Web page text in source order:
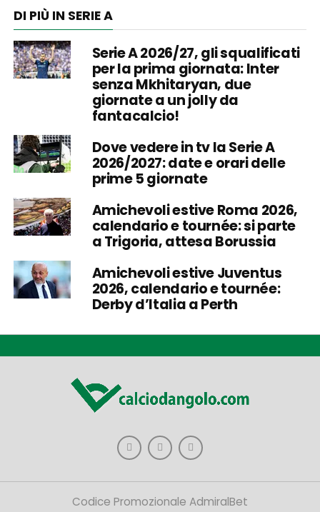
DI PIÙ IN SERIE A
Serie A 2026/27, gli squalificati
per la prima giornata: Inter
senza Mkhitaryan, due
giornate a un jolly da
fantacalcio!
Dove vedere in tv la Serie A
2026/2027: date e orari delle
prime 5 giornate
Amichevoli estive Roma 2026,
calendario e tournée: si parte
a Trigoria, attesa Borussia
Amichevoli estive Juventus
2026, calendario e tournée:
Derby d’Italia a Perth
Codice Promozionale AdmiralBet